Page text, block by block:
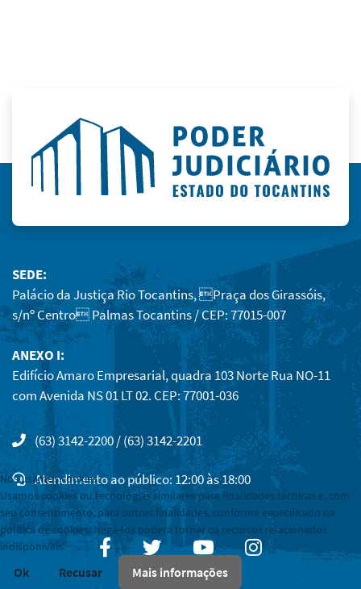
SEDE:
Palácio da Justiça Rio Tocantins, Praça dos Girassóis,
s/nº Centro Palmas Tocantins / CEP: 77015-007
ANEXO I:
Edifício Amaro Empresarial, quadra 103 Norte Rua NO-11
com Avenida NS 01 LT 02. CEP: 77001-036
(63) 3142-2200 / (63) 3142-2201
Atendimento ao público: 12:00 às 18:00
FacebookTwitterYoutubeInstagram
Mapa do site
Nós usamos cookies
Usamos cookies ou tecnologias similares para finalidades técnicas e, com
seu consentimento, para outras finalidades, conforme especificado na
política de cookies. Negá-los poderá tornar os recursos relacionados
indisponíveis.
Ok Recusar Mais informações